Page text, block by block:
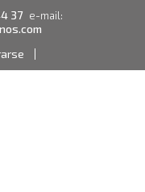
37 e-mail: